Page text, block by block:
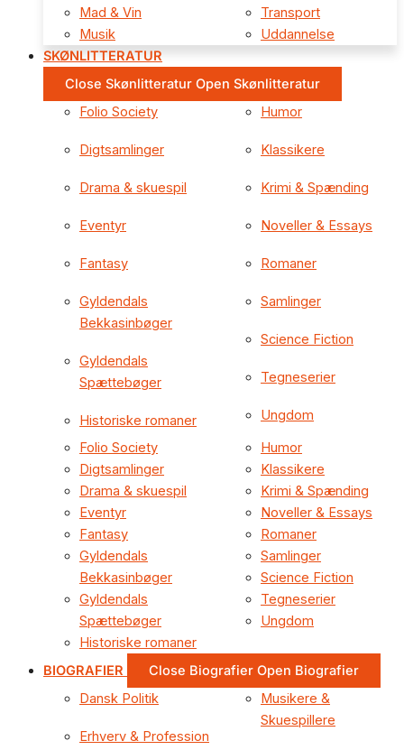
Mad & Vin
Musik
Transport
Uddannelse
SKØNLITTERATUR
Close Skønlitteratur Open Skønlitteratur
Folio Society
Digtsamlinger
Drama & skuespil
Eventyr
Fantasy
Gyldendals
Bekkasinbøger
Gyldendals
Spættebøger
Historiske romaner
Humor
Klassikere
Krimi & Spænding
Noveller & Essays
Romaner
Samlinger
Science Fiction
Tegneserier
Ungdom
Folio Society
Digtsamlinger
Drama & skuespil
Eventyr
Fantasy
Gyldendals
Bekkasinbøger
Gyldendals
Spættebøger
Historiske romaner
Humor
Klassikere
Krimi & Spænding
Noveller & Essays
Romaner
Samlinger
Science Fiction
Tegneserier
Ungdom
BIOGRAFIER Close Biografier Open Biografier
Dansk Politik
Erhverv & Profession
Musikere &
Skuespillere